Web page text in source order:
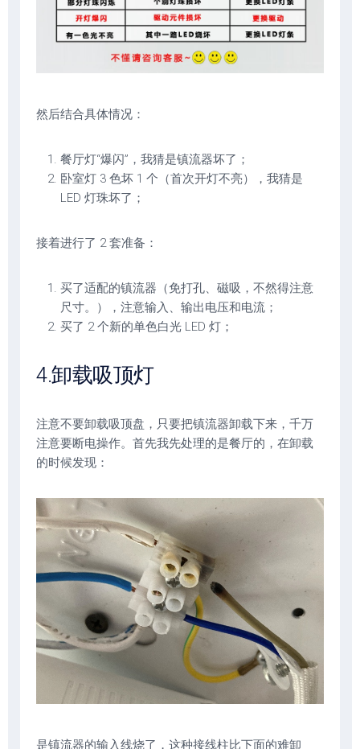
然后结合具体情况：
餐厅灯“爆闪”，我猜是镇流器坏了；
卧室灯 3 色坏 1 个（首次开灯不亮），我猜是
LED 灯珠坏了；
接着进行了 2 套准备：
买了适配的镇流器（免打孔、磁吸，不然得注意
尺寸。），注意输入、输出电压和电流；
买了 2 个新的单色白光 LED 灯；
4.卸载吸顶灯
注意不要卸载吸顶盘，只要把镇流器卸载下来，千万
注意要断电操作。首先我先处理的是餐厅的，在卸载
的时候发现：
是镇流器的输入线烧了，这种接线柱比下面的难卸